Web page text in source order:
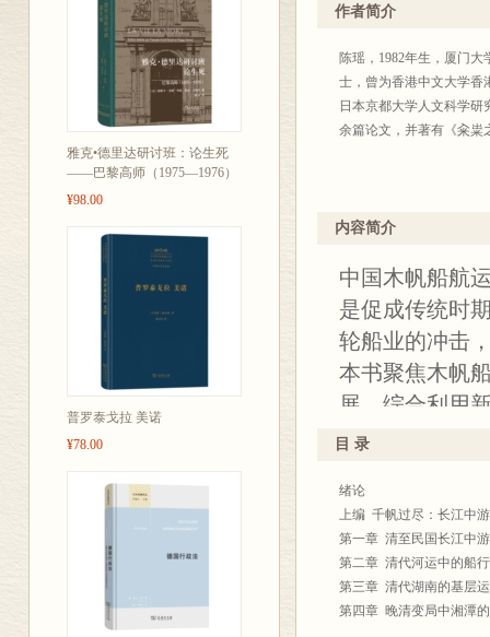
雅克•德里达研讨班：论生死
——巴黎高师（1975—1976）
¥98.00
普罗泰戈拉 美诺
¥78.00
《江河行地：
究、细腻的笔
的船民日常生
跟随作者的笔
速适应并调整
整自身，形成
化载体在今天
作者简介
陈瑶，1982年生，厦门
士，曾为香港中文大学香
日本京都大学人文科学
余篇论文，并著有《籴粜
内容简介
中国木帆船航
是促成传统时
轮船业的冲击
本书聚焦木帆
展，综合利用
调查等史料交
实与深化中国
能动性的关怀
通过田野调查
账簿、水路歌
目 录
绪论
上编 千帆过尽：长江中
第一章 清至民国长江中
第二章 清代河运中的船
第三章 清代湖南的基层
第四章 晚清变局中湘潭